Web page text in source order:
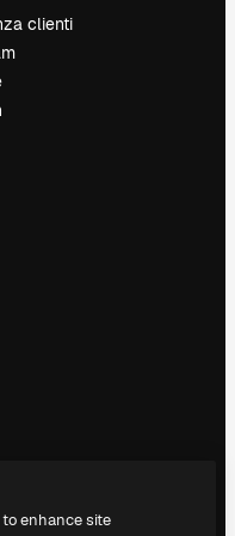
clienti
enhance site